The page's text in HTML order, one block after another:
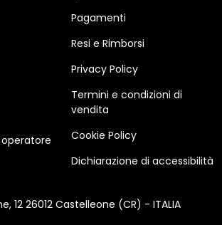
Pagamenti
Resi e Rimborsi
Privacy Policy
Termini e condizioni di
vendita
Cookie Policy
Dichiarazione di accessibilità
12 26012 Castelleone (CR) - ITALIA